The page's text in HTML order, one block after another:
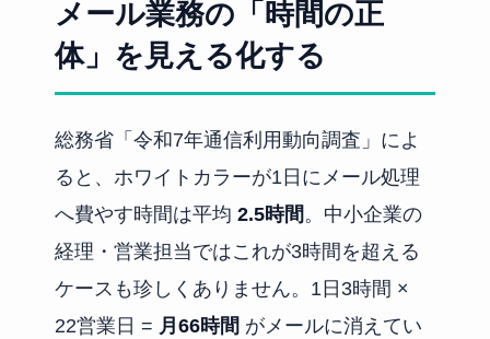
メール業務の「時間の正
体」を見える化する
総務省「令和7年通信利用動向調査」によ
ると、ホワイトカラーが1日にメール処理
へ費やす時間は平均2.5時間 。中小企業の
経理・営業担当ではこれが3時間を超える
ケースも珍しくありません。1日3時間 ×
22営業日 = 月66時間 がメールに消えてい